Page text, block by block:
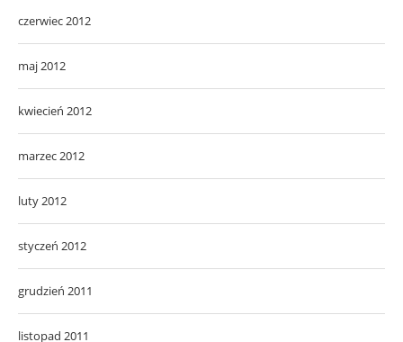
czerwiec 2012
maj 2012
kwiecień 2012
marzec 2012
luty 2012
styczeń 2012
grudzień 2011
listopad 2011